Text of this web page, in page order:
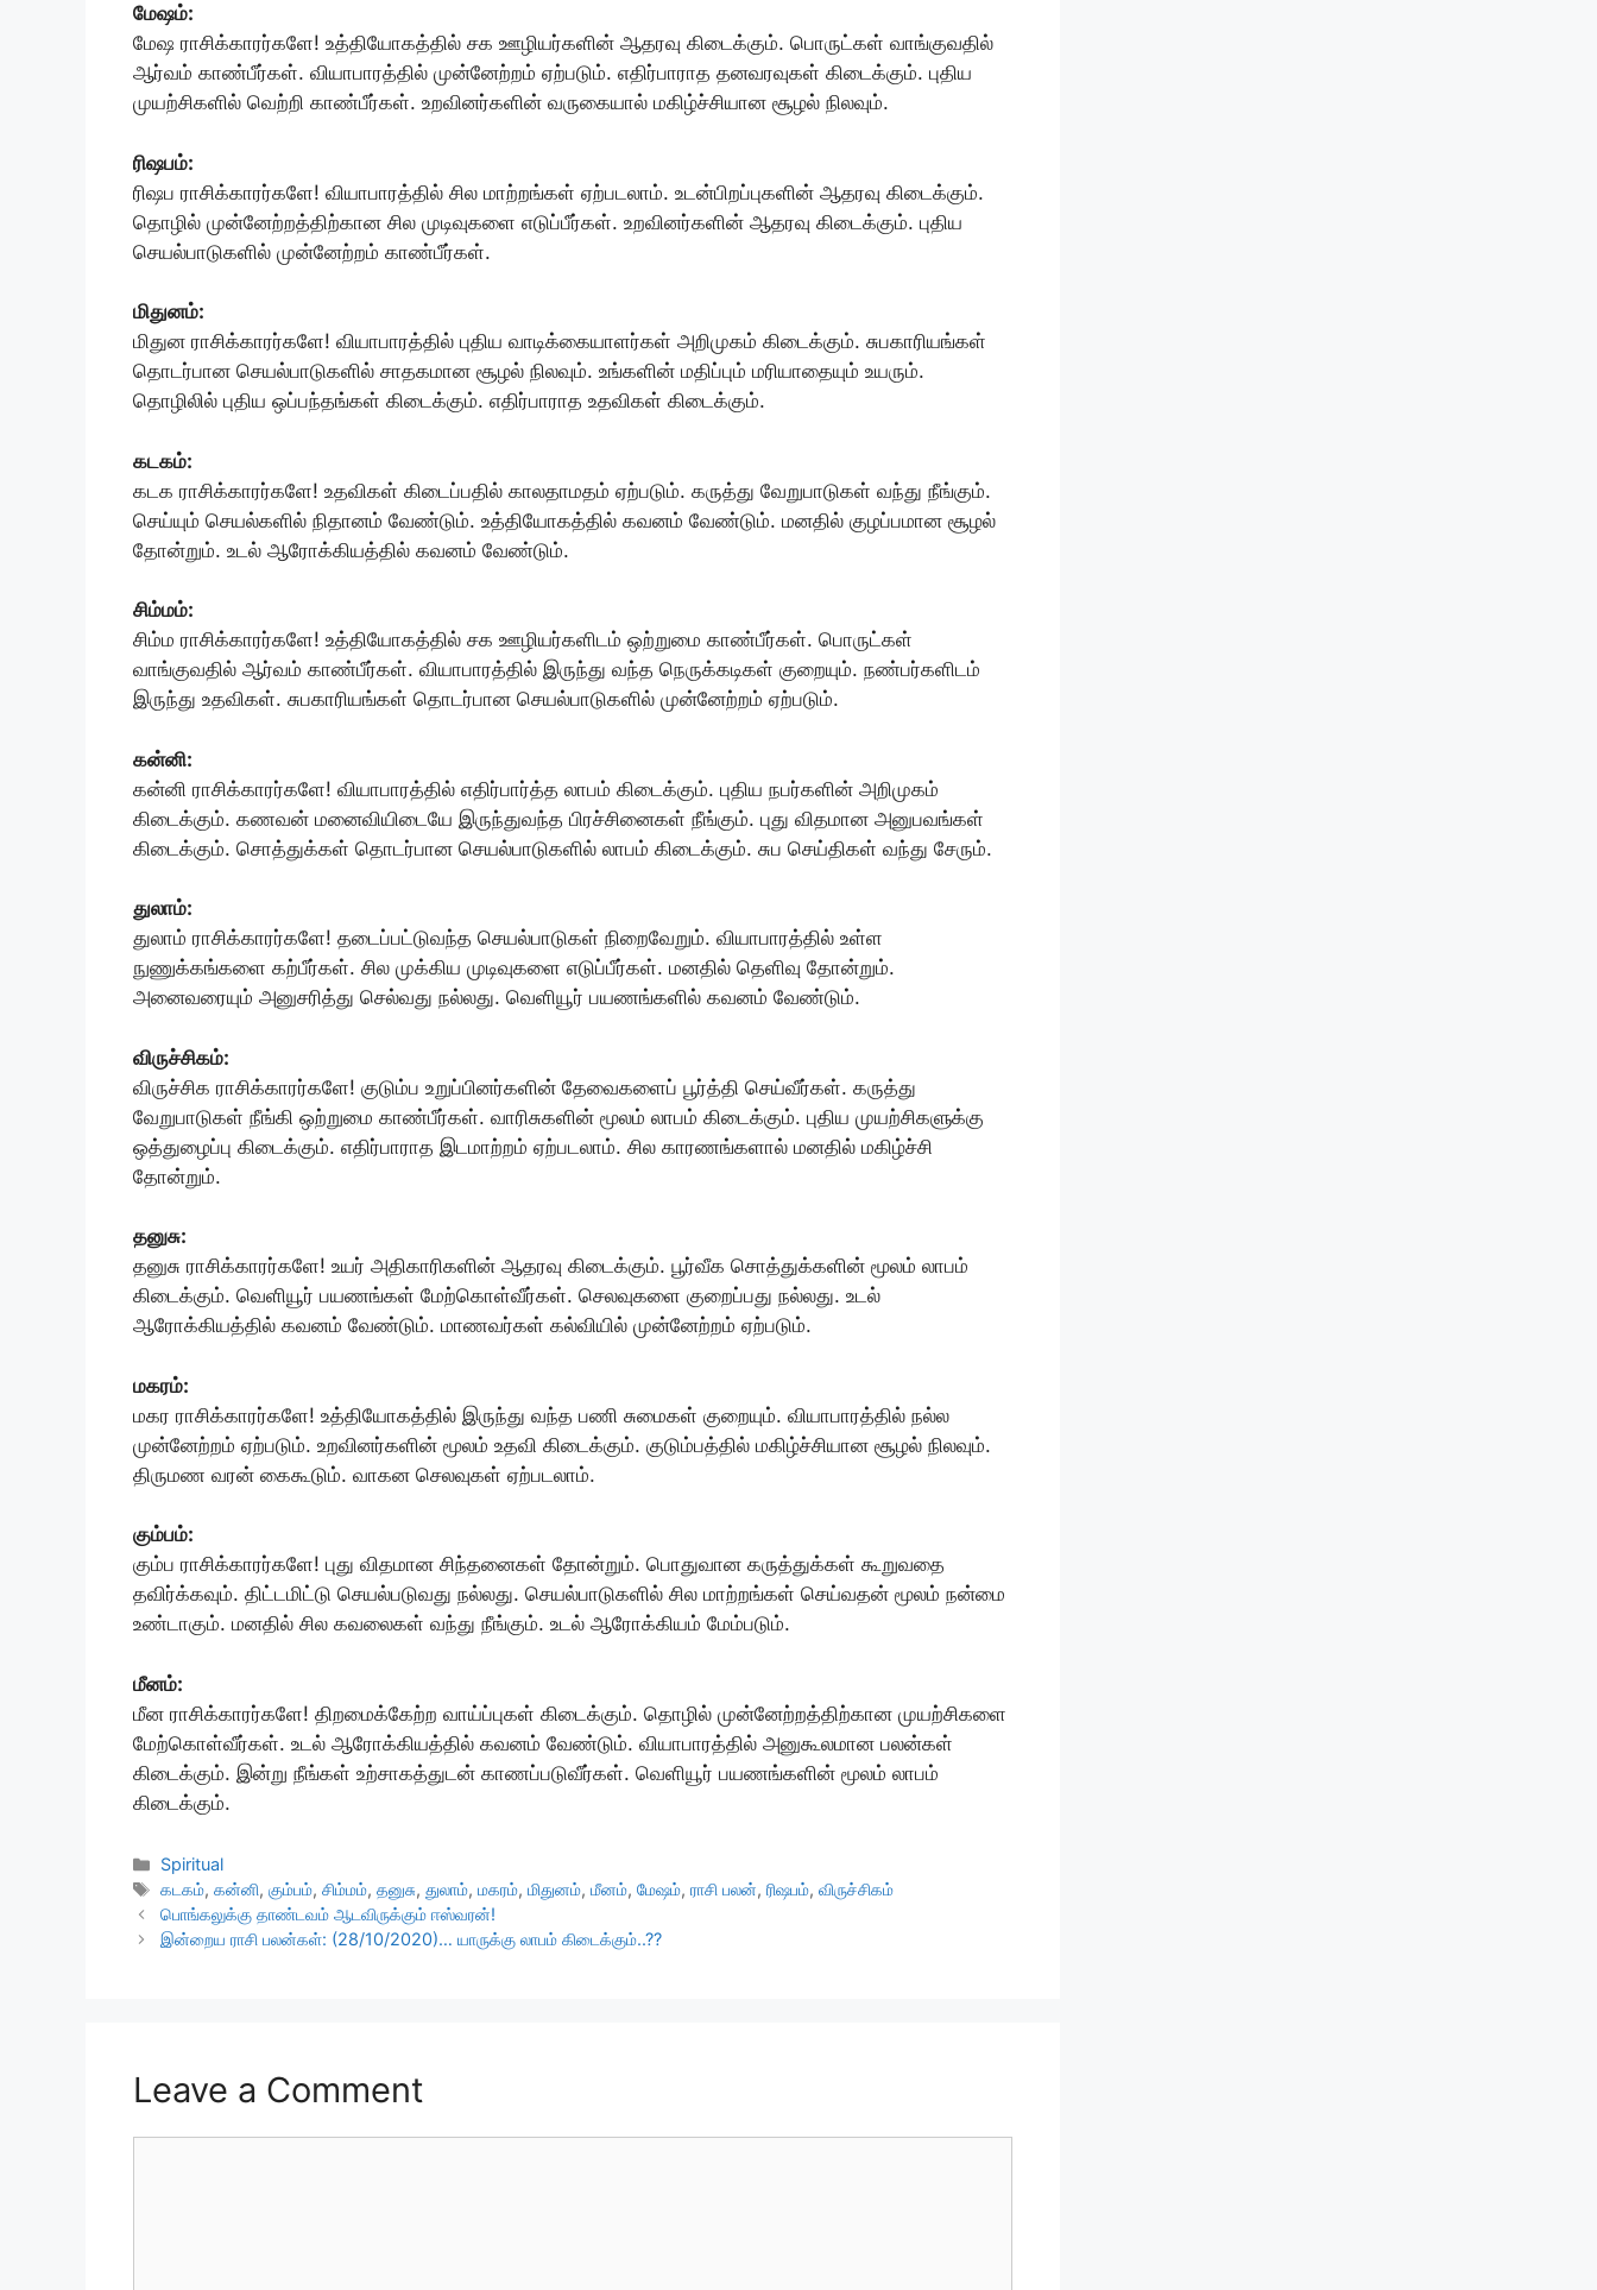
மேஷம்:
மேஷ ராசிக்காரர்களே! உத்தியோகத்தில் சக ஊழியர்களின் ஆதரவு கிடைக்கும். பொருட்கள் வாங்குவதில்
ஆர்வம் காண்பீர்கள். வியாபாரத்தில் முன்னேற்றம் ஏற்படும். எதிர்பாராத தனவரவுகள் கிடைக்கும். புதிய
முயற்சிகளில் வெற்றி காண்பீர்கள். உறவினர்களின் வருகையால் மகிழ்ச்சியான சூழல் நிலவும்.
ரிஷபம்:
ரிஷப ராசிக்காரர்களே! வியாபாரத்தில் சில மாற்றங்கள் ஏற்படலாம். உடன்பிறப்புகளின் ஆதரவு கிடைக்கும்.
தொழில் முன்னேற்றத்திற்கான சில முடிவுகளை எடுப்பீர்கள். உறவினர்களின் ஆதரவு கிடைக்கும். புதிய
செயல்பாடுகளில் முன்னேற்றம் காண்பீர்கள்.
மிதுனம்:
மிதுன ராசிக்காரர்களே! வியாபாரத்தில் புதிய வாடிக்கையாளர்கள் அறிமுகம் கிடைக்கும். சுபகாரியங்கள்
தொடர்பான செயல்பாடுகளில் சாதகமான சூழல் நிலவும். உங்களின் மதிப்பும் மரியாதையும் உயரும்.
தொழிலில் புதிய ஒப்பந்தங்கள் கிடைக்கும். எதிர்பாராத உதவிகள் கிடைக்கும்.
கடகம்:
கடக ராசிக்காரர்களே! உதவிகள் கிடைப்பதில் காலதாமதம் ஏற்படும். கருத்து வேறுபாடுகள் வந்து நீங்கும்.
செய்யும் செயல்களில் நிதானம் வேண்டும். உத்தியோகத்தில் கவனம் வேண்டும். மனதில் குழப்பமான சூழல்
தோன்றும். உடல் ஆரோக்கியத்தில் கவனம் வேண்டும்.
சிம்மம்:
சிம்ம ராசிக்காரர்களே! உத்தியோகத்தில் சக ஊழியர்களிடம் ஒற்றுமை காண்பீர்கள். பொருட்கள்
வாங்குவதில் ஆர்வம் காண்பீர்கள். வியாபாரத்தில் இருந்து வந்த நெருக்கடிகள் குறையும். நண்பர்களிடம்
இருந்து உதவிகள். சுபகாரியங்கள் தொடர்பான செயல்பாடுகளில் முன்னேற்றம் ஏற்படும்.
கன்னி:
கன்னி ராசிக்காரர்களே! வியாபாரத்தில் எதிர்பார்த்த லாபம் கிடைக்கும். புதிய நபர்களின் அறிமுகம்
கிடைக்கும். கணவன் மனைவியிடையே இருந்துவந்த பிரச்சினைகள் நீங்கும். புது விதமான அனுபவங்கள்
கிடைக்கும். சொத்துக்கள் தொடர்பான செயல்பாடுகளில் லாபம் கிடைக்கும். சுப செய்திகள் வந்து சேரும்.
துலாம்:
துலாம் ராசிக்காரர்களே! தடைப்பட்டுவந்த செயல்பாடுகள் நிறைவேறும். வியாபாரத்தில் உள்ள
நுணுக்கங்களை கற்பீர்கள். சில முக்கிய முடிவுகளை எடுப்பீர்கள். மனதில் தெளிவு தோன்றும்.
அனைவரையும் அனுசரித்து செல்வது நல்லது. வெளியூர் பயணங்களில் கவனம் வேண்டும்.
விருச்சிகம்:
விருச்சிக ராசிக்காரர்களே! குடும்ப உறுப்பினர்களின் தேவைகளைப் பூர்த்தி செய்வீர்கள். கருத்து
வேறுபாடுகள் நீங்கி ஒற்றுமை காண்பீர்கள். வாரிசுகளின் மூலம் லாபம் கிடைக்கும். புதிய முயற்சிகளுக்கு
ஒத்துழைப்பு கிடைக்கும். எதிர்பாராத இடமாற்றம் ஏற்படலாம். சில காரணங்களால் மனதில் மகிழ்ச்சி
தோன்றும்.
தனுசு:
தனுசு ராசிக்காரர்களே! உயர் அதிகாரிகளின் ஆதரவு கிடைக்கும். பூர்வீக சொத்துக்களின் மூலம் லாபம்
கிடைக்கும். வெளியூர் பயணங்கள் மேற்கொள்வீர்கள். செலவுகளை குறைப்பது நல்லது. உடல்
ஆரோக்கியத்தில் கவனம் வேண்டும். மாணவர்கள் கல்வியில் முன்னேற்றம் ஏற்படும்.
மகரம்:
மகர ராசிக்காரர்களே! உத்தியோகத்தில் இருந்து வந்த பணி சுமைகள் குறையும். வியாபாரத்தில் நல்ல
முன்னேற்றம் ஏற்படும். உறவினர்களின் மூலம் உதவி கிடைக்கும். குடும்பத்தில் மகிழ்ச்சியான சூழல் நிலவும்.
திருமண வரன் கைகூடும். வாகன செலவுகள் ஏற்படலாம்.
கும்பம்:
கும்ப ராசிக்காரர்களே! புது விதமான சிந்தனைகள் தோன்றும். பொதுவான கருத்துக்கள் கூறுவதை
தவிர்க்கவும். திட்டமிட்டு செயல்படுவது நல்லது. செயல்பாடுகளில் சில மாற்றங்கள் செய்வதன் மூலம் நன்மை
உண்டாகும். மனதில் சில கவலைகள் வந்து நீங்கும். உடல் ஆரோக்கியம் மேம்படும்.
மீனம்:
மீன ராசிக்காரர்களே! திறமைக்கேற்ற வாய்ப்புகள் கிடைக்கும். தொழில் முன்னேற்றத்திற்கான முயற்சிகளை
மேற்கொள்வீர்கள். உடல் ஆரோக்கியத்தில் கவனம் வேண்டும். வியாபாரத்தில் அனுகூலமான பலன்கள்
கிடைக்கும். இன்று நீங்கள் உற்சாகத்துடன் காணப்படுவீர்கள். வெளியூர் பயணங்களின் மூலம் லாபம்
கிடைக்கும்.
Categories
Spiritual
Tags
கடகம்,கன்னி,கும்பம்,சிம்மம்,தனுசு,துலாம்,மகரம்,மிதுனம்,மீனம்,மேஷம்,ராசி பலன்,ரிஷபம்,விருச்சிகம்
பொங்கலுக்கு தாண்டவம் ஆடவிருக்கும் ஈஸ்வரன்!
இன்றைய ராசி பலன்கள்: (28/10/2020)… யாருக்கு லாபம் கிடைக்கும்..??
Leave a Comment